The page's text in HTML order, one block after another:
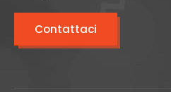
Contattaci